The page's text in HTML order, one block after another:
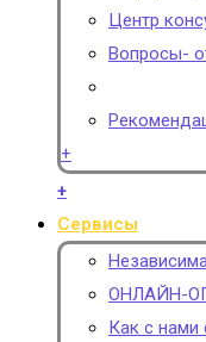
Центр
Вопросы-
+
+
Сервисы
ОНЛАЙН-
Как с нами